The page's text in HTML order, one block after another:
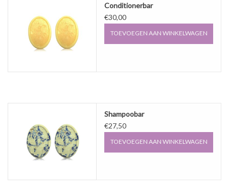
Startpakketten
Recepten
Cadeaubon
Zelf maken
Conditionerbar
€30,00
TOEVOEGEN AAN WINKELWAGEN
Shampoobar
€27,50
TOEVOEGEN AAN WINKELWAGEN